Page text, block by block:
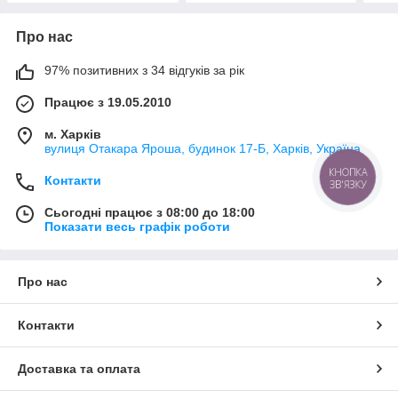
Про нас
97% позитивних з 34 відгуків за рік
Працює з 19.05.2010
м. Харків
вулиця Отакара Яроша, будинок 17-Б, Харків, Україна
Контакти
Сьогодні працює з 08:00 до 18:00
Показати весь графік роботи
Про нас
Контакти
Доставка та оплата
КНОПКА
ЗВ'ЯЗКУ